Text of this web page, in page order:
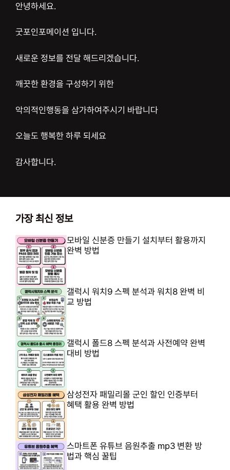
안녕하세요.
굿포인포메이션 입니다.
새로운 정보를 전달 해드리겠습니다.
깨끗한 환경을 구성하기 위한
악의적인행동을 삼가하여주시기 바랍니다
오늘도 행복한 하루 되세요
감사합니다.
가장 최신 정보
모바일 신분증 만들기 설치부터 활용까지
완벽 방법
갤럭시 워치9 스펙 분석과 워치8 완벽 비
교 방법
갤럭시 폴드8 스펙 분석과 사전예약 완벽
대비 방법
삼성전자 패밀리몰 군인 할인 인증부터
혜택 활용 완벽 방법
스마트폰 유튜브 음원추출 mp3 변환 방
법과 핵심 꿀팁